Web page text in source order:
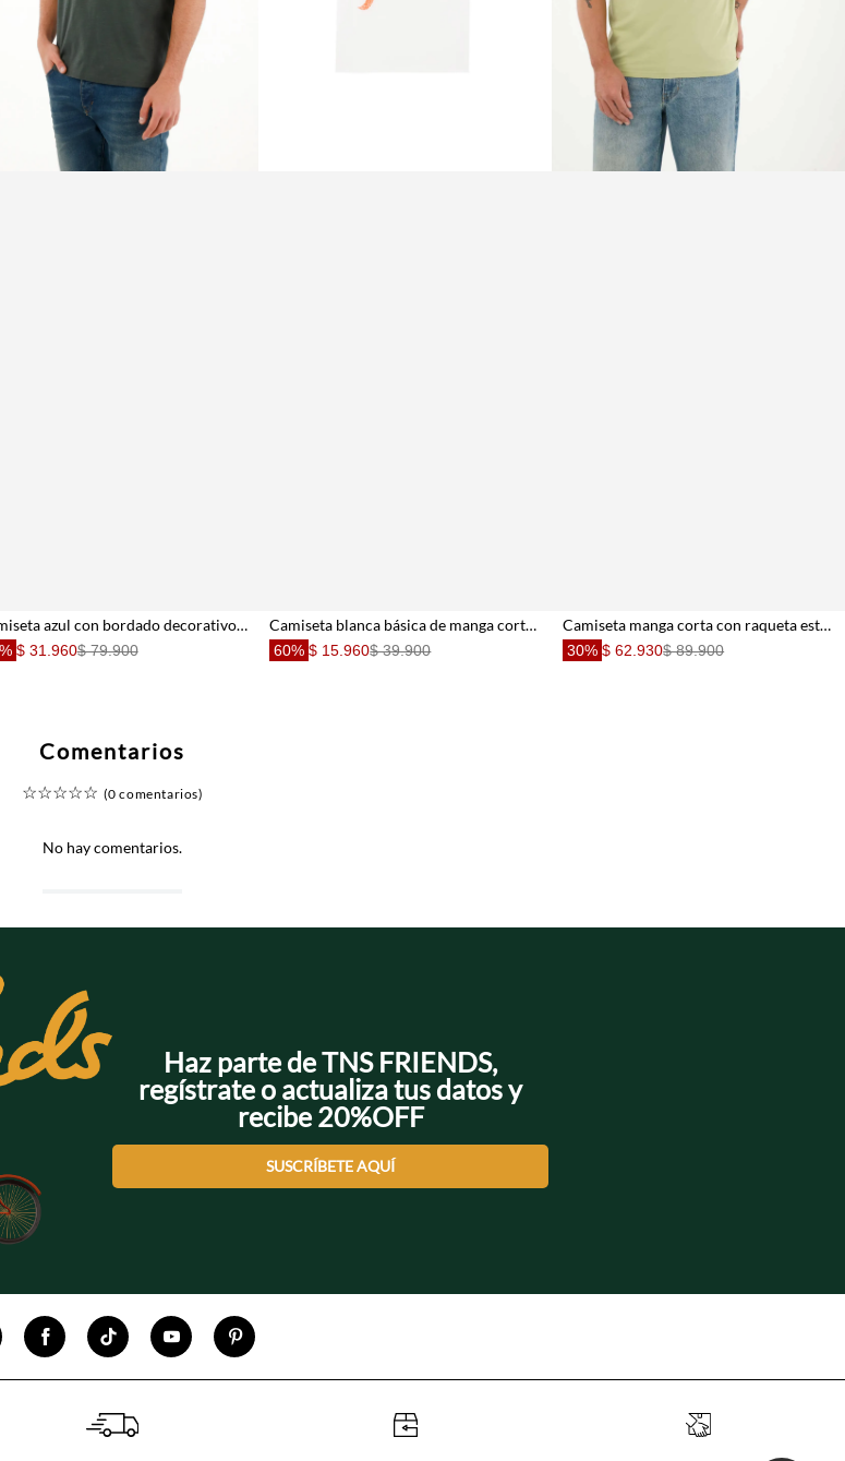
Camiseta azul con bordado decorativo para hombre
$ 31.960$ 79.900
Camiseta blanca básica de manga corta para hombre
60% $ 15.960$ 39.900
Camiseta manga corta con raqueta estampada verde para hombre
30% $ 62.930$ 89.900
Comentarios
☆☆☆☆☆ (0 comentarios)
No hay comentarios.
Haz parte de TNS FRIENDS,
regístrate o actualiza tus datos y
recibe 20%OFF
SUSCRÍBETE AQUÍ